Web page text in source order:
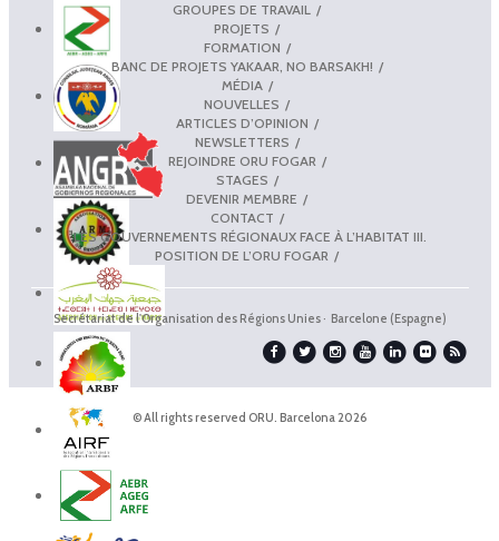
GROUPES DE TRAVAIL
PROJETS
FORMATION
BANC DE PROJETS YAKAAR, NO BARSAKH!
MÉDIA
NOUVELLES
ARTICLES D’OPINION
NEWSLETTERS
REJOINDRE ORU FOGAR
STAGES
DEVENIR MEMBRE
CONTACT
LES GOUVERNEMENTS RÉGIONAUX FACE À L’HABITAT III.
POSITION DE L’ORU FOGAR
Secrétariat de l'Organisation des Régions Unies · Barcelone (Espagne)
© All rights reserved ORU. Barcelona 2026